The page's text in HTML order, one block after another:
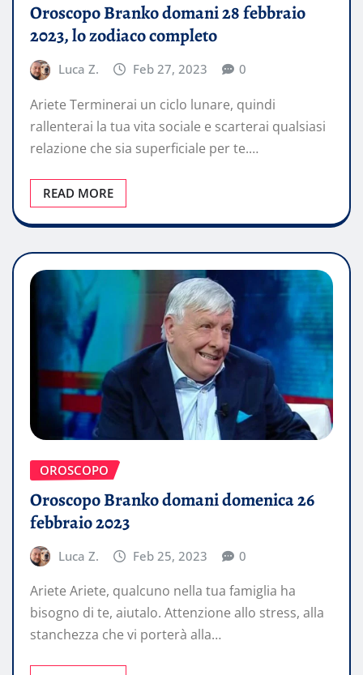
Oroscopo Branko domani 28 febbraio
2023, lo zodiaco completo
Luca Z. Feb 27, 2023 0
Ariete Terminerai un ciclo lunare, quindi
rallenterai la tua vita sociale e scarterai qualsiasi
relazione che sia superficiale per te.…
READ MORE
OROSCOPO
Oroscopo Branko domani domenica 26
febbraio 2023
Luca Z. Feb 25, 2023 0
Ariete Ariete, qualcuno nella tua famiglia ha
bisogno di te, aiutalo. Attenzione allo stress, alla
stanchezza che vi porterà alla…